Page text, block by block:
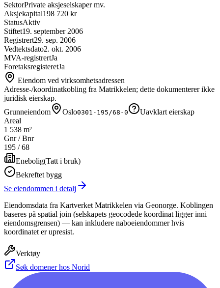
SektorPrivate aksjeselskaper mv.
Aksjekapital198 720 kr
StatusAktiv
Stiftet19. september 2006
Registrert29. sep. 2006
Vedtektsdato2. okt. 2006
MVA-registrertJa
ForetaksregisteretJa
Eiendom ved virksomhetsadressen
Adresse-/koordinatkobling fra Matrikkelen; dette dokumenterer ikke
juridisk eierskap.
Grunneiendom
Oslo0301-195/68-0
Uavklart eierskap
Areal
1 538 m²
Gnr / Bnr
195 /68
Enebolig(Tatt i bruk)
Bekreftet bygg
Se eiendommen i detalj
Eiendomsdata fra Kartverket Matrikkelen via Geonorge. Koblingen
baseres på spatial join (selskapets geocodede koordinat ligger inni
eiendomsgrensen) — kan inkludere naboeiendommer hvis
koordinatet er upresist.
Verktøy
Søk domener hos Norid